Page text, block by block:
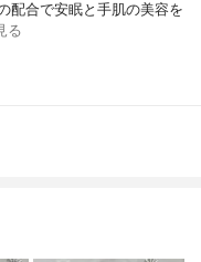
配合で安眠と手肌の美容を
る